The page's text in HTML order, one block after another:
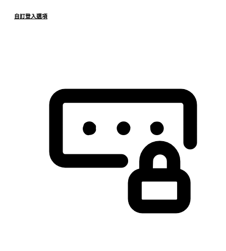
自訂登入選項